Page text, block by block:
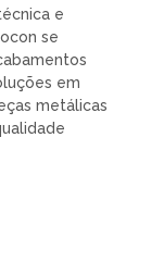
e
se
em
metálicas